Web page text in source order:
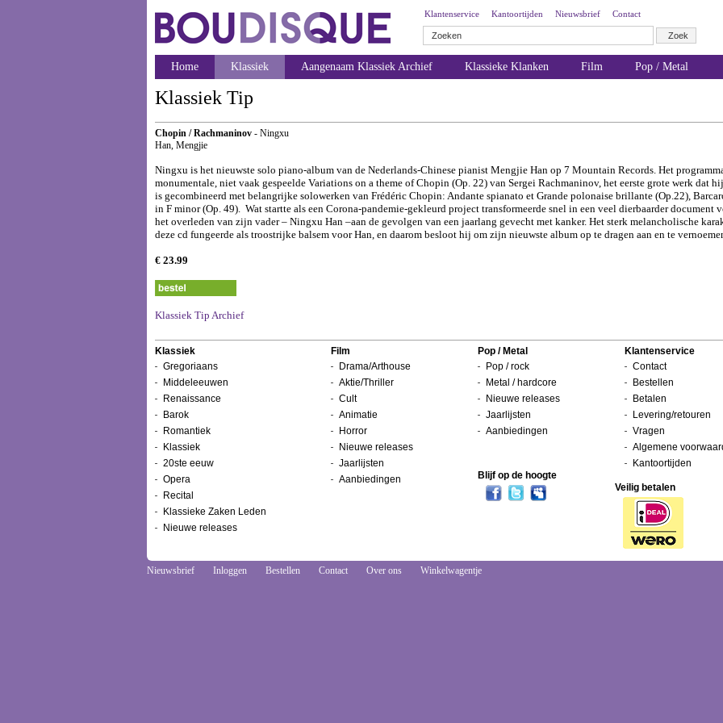
Klantenservice Kantoortijden Nieuwsbrief Contact
Home Klassiek Aangenaam Klassiek Archief Klassieke Klanken Film Pop / Metal
Klassiek Tip
Chopin / Rachmaninov - Ningxu
Han, Mengjie
Ningxu is het nieuwste solo piano-album van de Nederlands-Chinese pianist Mengjie Han op 7 Mountain Records. Het
monumentale, niet vaak gespeelde Variations on a theme of Chopin (Op. 22) van Sergei Rachmaninov, het eerste grote werk dat
is gecombineerd met belangrijke solowerken van Frédéric Chopin: Andante spianato et Grande polonaise brillante (Op.22),
in F minor (Op. 49). Wat startte als een Corona-pandemie-gekleurd project transformeerde snel in een veel dierbaarder document
het overleden van zijn vader – Ningxu Han –aan de gevolgen van een jaarlang gevecht met kanker. Het sterk melancholische
deze cd fungeerde als troostrijke balsem voor Han, en daarom besloot hij om zijn nieuwste album op te dragen aan en te
€ 23.99
Klassiek Tip Archief
Klassiek
Gregoriaans
Middeleeuwen
Renaissance
Barok
Romantiek
Klassiek
20ste eeuw
Opera
Recital
Klassieke Zaken Leden
Nieuwe releases
Film
Drama/Arthouse
Aktie/Thriller
Cult
Animatie
Horror
Nieuwe releases
Jaarlijsten
Aanbiedingen
Pop / Metal
Pop / rock
Metal / hardcore
Nieuwe releases
Jaarlijsten
Aanbiedingen
Klantenservice
Contact
Bestellen
Betalen
Levering/retouren
Vragen
Algemene
Kantoortijden
Blijf op de hoogte
Veilig betalen
Nieuwsbrief Inloggen Bestellen Contact Over ons Winkelwagentje